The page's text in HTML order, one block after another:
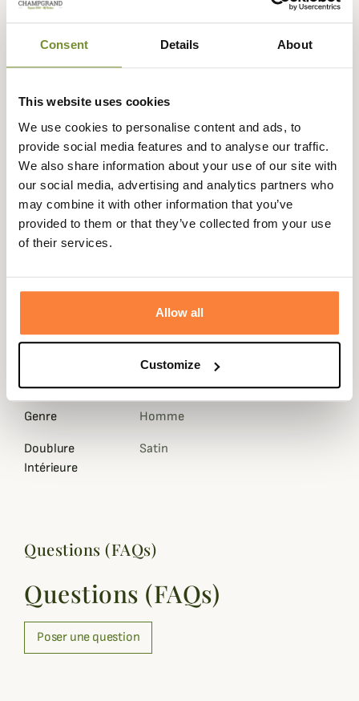
Consent Details About
This website uses cookies
We use cookies to personalise content and ads, to
provide social media features and to analyse our traffic.
We also share information about your use of our site with
our social media, advertising and analytics partners who
may combine it with other information that you’ve
provided to them or that they’ve collected from your use
of their services.
Allow all
Customize
britannique, cette casquette allie style et qualité
supérieure. La laine d'agneau assure une chaleur
exceptionnelle tout en offrant une douceur
incomparable au toucher.
garantit une durabilité prolongée, vous permettant de
profiter de cette casquette saison après saison. La
doublure en satin contrasté ajoute une touche
d'élégance discrète, tandis que le nettoyage facile à
l'éponge permet un entretien sans tracas.
Fabriquée en Grande-Bretagne, cette casquette incarne
qui apprécient à la fois le style classique et les détails
soignés.
Fiche technique
Coloris Beige, Bleu
Genre Homme
Doublure
Intérieure
Satin
Questions (FAQs)
Questions (FAQs)
Poser une question